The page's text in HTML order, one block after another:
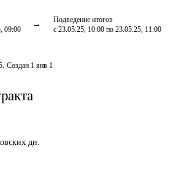
09:00
Подведение итогов
с 23.05.25, 10:00 по 23.05.25, 11:00
. Создан 1 янв 1
дн.